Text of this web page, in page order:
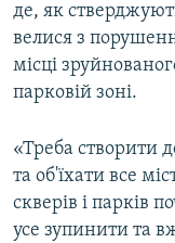
де, як
велися з
місці
парковій зоні.
«Треба створити
та об'їхати все
скверів і парків
усе зупинити та